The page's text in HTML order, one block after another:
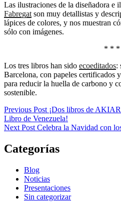
Las ilustraciones de la diseñadora e
Fabregat son muy detallistas y
lápices de colores, y nos muestran
sólo con imágenes.
* * *
Los tres libros han sido ecoeditados:
Barcelona, ​​con papeles certificados
para reducir la huella de carbono y
sostenible.
Post
navigation
Previous Post ¡Dos libros de
Libro de Venezuela!
Post
Next Post Celebra la Navidad con
Categorías
Blog
Noticias
Presentaciones
Sin categorizar